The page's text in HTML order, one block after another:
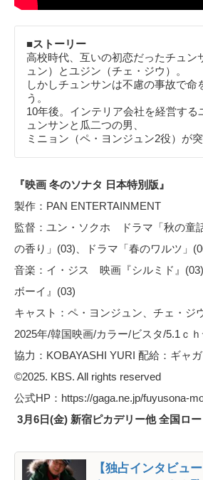
■ストーリー
高校時代、互いの初恋だったチュン
ュン）とユジン（チェ・ジウ）。
しかしチュンサンは不慮の事故で命
う。
10年後。インテリア会社を経営する
ュンサンと瓜二つの男、
ミニョン（ペ・ヨンジュン2役）が突
『映画 冬のソナタ 日本特別版』
製作：PAN ENTERTAINMENT
監督：ユン・ソクホ ドラマ「秋の童
の香り」(03)、ドラマ「春のワルツ」
音楽：イ・ジス 映画『シルミド』(03)
ボーイ』(03)
キャスト：ペ・ヨンジュン、チェ・ジ
2025年/韓国映画/カラー/ビスタ/5.1ｃ
協力：KOBAYASHI YURI 配給：ギャガ
©2025. KBS. All rights reserved
公式HP：https://gaga.ne.jp/fuyusona-
3月6日(金) 新宿ピカデリー他 全国ロ
【独占インタビュ